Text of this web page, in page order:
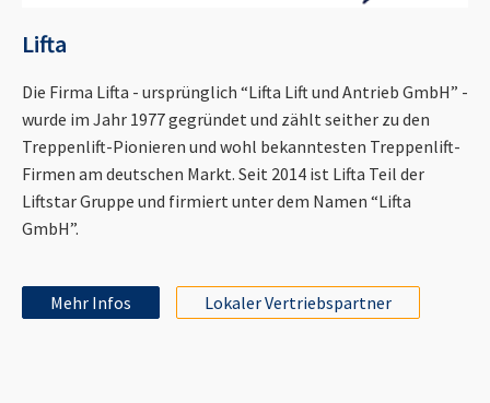
Lifta
Die Firma Lifta - ursprünglich “Lifta Lift und Antrieb GmbH” -
wurde im Jahr 1977 gegründet und zählt seither zu den
Treppenlift-Pionieren und wohl bekanntesten Treppenlift-
Firmen am deutschen Markt. Seit 2014 ist Lifta Teil der
Liftstar Gruppe und firmiert unter dem Namen “Lifta
GmbH”.
Mehr Infos Lokaler Vertriebspartner